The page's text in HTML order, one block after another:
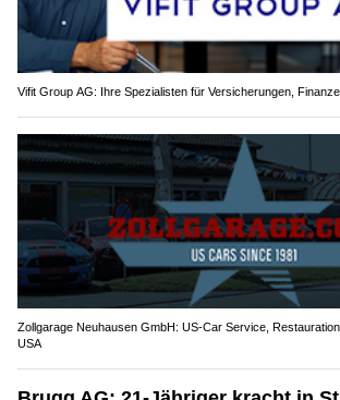
Vifit Group AG: Ihre Spezialisten für Versicherungen,
Zollgarage Neuhausen GmbH: US-Car Service,
USA